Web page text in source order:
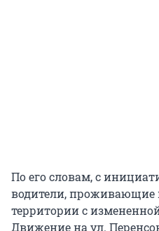
По его словам, с
водители, проживающие
территории с
Движение на ул.